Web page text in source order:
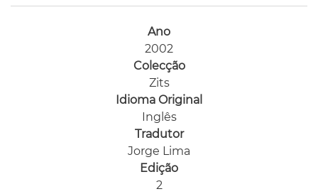
Ano
2002
Colecção
Zits
Idioma Original
Inglês
Tradutor
Jorge Lima
Edição
2